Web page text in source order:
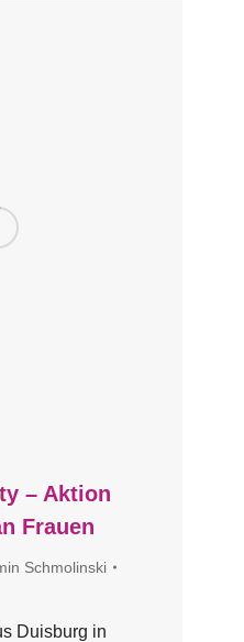
– Aktion
Frauen
Schmolinski
Duisburg in